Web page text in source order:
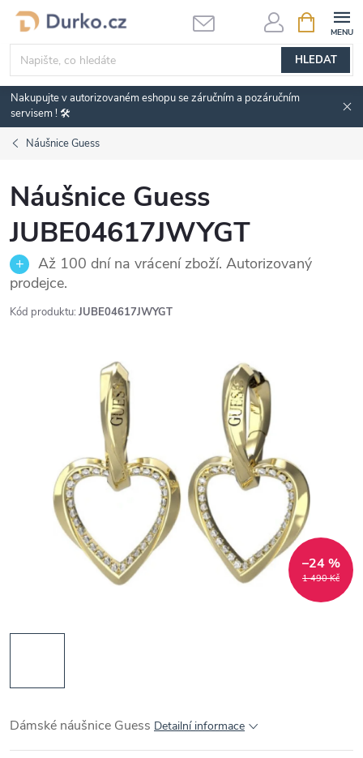
Přejít
obsah
HLEDAT
NÁKUPNÍ
KOŠÍK
Nakupujte v autorizovaném eshopu se záručním a pozáručním
servisem ! 🛠️
Náušnice Guess
Náušnice Guess
JUBE04617JWYGT
Až 100 dní na vrácení zboží. Autorizovaný
prodejce.
Kód produktu: JUBE04617JWYGT
1 490 Kč
–24 %
Dámské náušnice Guess Detailní informace